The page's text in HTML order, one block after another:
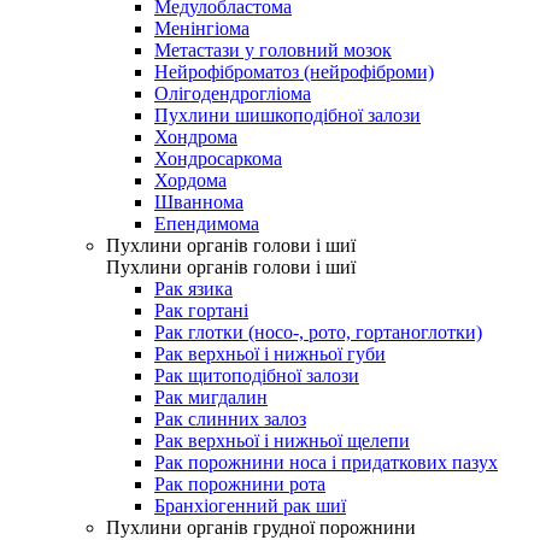
Медулобластома
Менінгіома
Метастази у головний мозок
Нейрофіброматоз (нейрофіброми)
Олігодендрогліома
Пухлини шишкоподібної залози
Хондрома
Хондросаркома
Хордома
Шваннома
Епендимома
Пухлини органів голови і шиї
Пухлини органів голови і шиї
Рак язика
Рак гортані
Рак глотки (носо-, рото, гортаноглотки)
Рак верхньої і нижньої губи
Рак щитоподібної залози
Рак мигдалин
Рак слинних залоз
Рак верхньої і нижньої щелепи
Рак порожнини носа і придаткових пазух
Рак порожнини рота
Бранхіогенний рак шиї
Пухлини органів грудної порожнини